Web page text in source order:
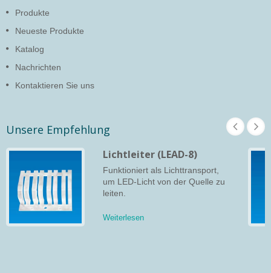
Produkte
Neueste Produkte
Katalog
Nachrichten
Kontaktieren Sie uns
Unsere Empfehlung
Lichtleiter (LEAD-8)
Funktioniert als Lichttransport,
um LED-Licht von der Quelle zu
leiten.
Weiterlesen